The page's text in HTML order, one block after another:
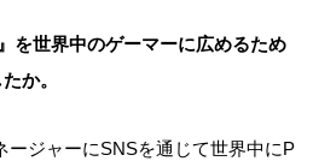
を世界中のゲーマーに広めるため
か。
ージャーにSNSを通じて世界中にP